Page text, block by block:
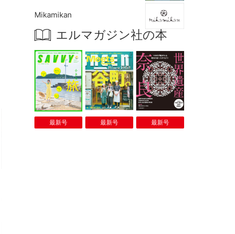
Mikamikan
エルマガジン社の本
最新号 最新号 最新号